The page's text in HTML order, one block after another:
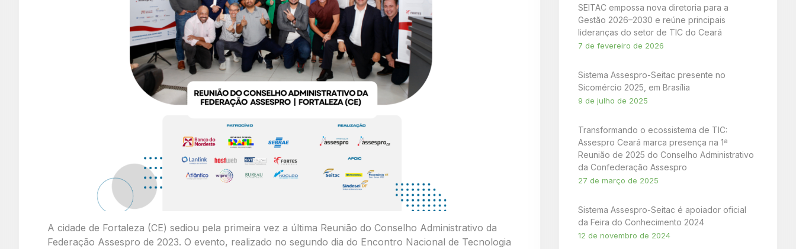
A cidade de Fortaleza (CE) sediou pela primeira vez a última Reunião do Conselho Administrativo da
Federação Assespro de 2023. O evento, realizado no segundo dia do Encontro Nacional de Tecnologia
SEITAC empossa nova diretoria para a
Gestão 2026–2030 e reúne principais
lideranças do setor de TIC do Ceará
7 de fevereiro de 2026
Sistema Assespro-Seitac presente no
Sicomércio 2025, em Brasília
9 de julho de 2025
Transformando o ecossistema de TIC:
Assespro Ceará marca presença na 1ª
Reunião de 2025 do Conselho Administrativo
da Confederação Assespro
27 de março de 2025
Sistema Assespro-Seitac é apoiador oficial
da Feira do Conhecimento 2024
12 de novembro de 2024